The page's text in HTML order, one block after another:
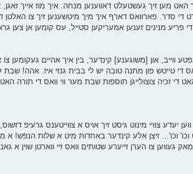
נאך זיבן בין איך געווען אין ביהמ"ד צו זאגן שיר השירים. 7:30 אויפן זייגער האט מען זיך געשטעלט דאווענען מנחה. איך מוז
סדר. פארוואס דארף איך מיך מיטשענען זיך צו האלטן די
מנינים זענען אמעריקען סטייל, עס קומען אן צען
ווייב, און [משוגענע] קינדער, בין איך אהיים געקומען צו
די טייטש פון מתנה טובה יש לי בבית גנזי איז. אהה!
זכיה צוצולייגן תוספות שבת מער ווי וואס די תורה האט
צוויי מינוט גיסט זיך אויס א צווייטענס גרעיפ
וכו' וכו'... זיצן אלע קינדער באחדות מיט א שלות הנפש! א
געווען צו הערן זייערע שטותים וואס זיי ווארטן שוין א